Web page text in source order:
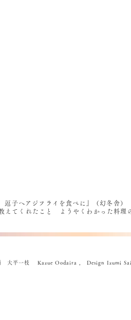
子へアジフライを食べに』（幻冬舎）
てくれたこと ようやくわかった料理
大平一枝 Kazue Oodaira , Design Izumi